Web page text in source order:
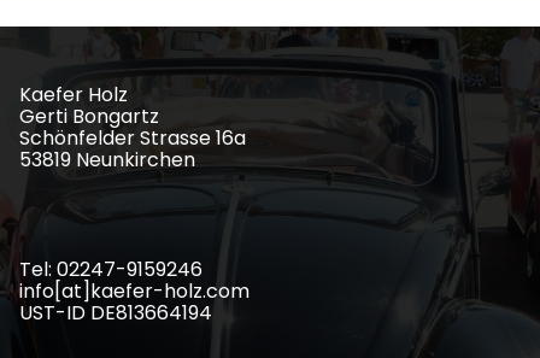
Kaefer Holz
Gerti Bongartz
Schönfelder Strasse 16a
53819 Neunkirchen
Tel: 02247-9159246
info[at]kaefer-holz.com
UST-ID DE813664194